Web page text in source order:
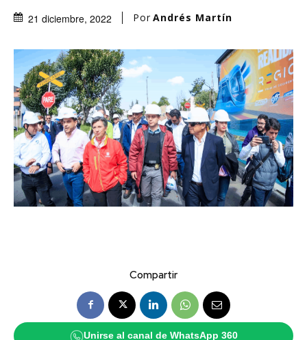
21 diciembre, 2022 Por Andrés Martín
Compartir
Unirse al canal de WhatsApp 360